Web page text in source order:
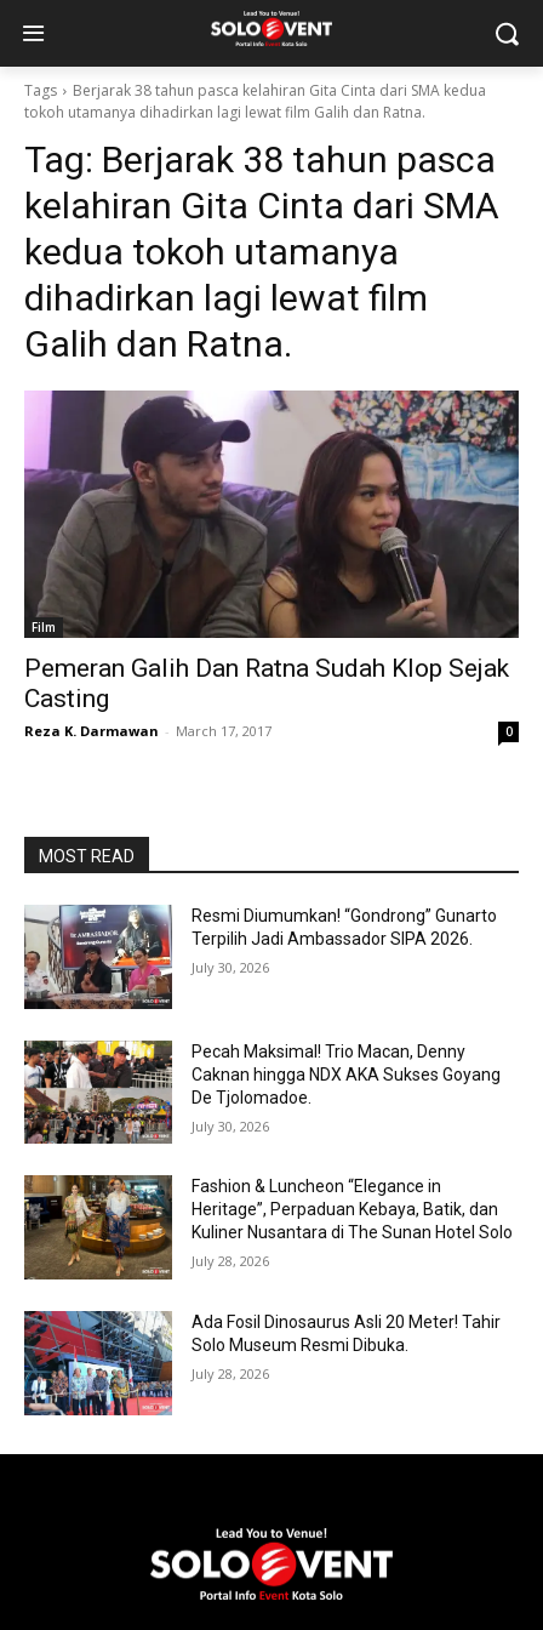
Tags
Berjarak 38 tahun pasca kelahiran Gita Cinta dari SMA kedua
tokoh utamanya dihadirkan lagi lewat film Galih dan Ratna.
Tag: Berjarak 38 tahun pasca
kelahiran Gita Cinta dari SMA
kedua tokoh utamanya
dihadirkan lagi lewat film
Galih dan Ratna.
Film
Pemeran Galih Dan Ratna Sudah Klop Sejak
Casting
Reza K. Darmawan - March 17, 2017 0
MOST READ
Resmi Diumumkan! “Gondrong” Gunarto
Terpilih Jadi Ambassador SIPA 2026.
July 30, 2026
Pecah Maksimal! Trio Macan, Denny
Caknan hingga NDX AKA Sukses Goyang
De Tjolomadoe.
July 30, 2026
Fashion & Luncheon “Elegance in
Heritage”, Perpaduan Kebaya, Batik, dan
Kuliner Nusantara di The Sunan Hotel Solo
July 28, 2026
Ada Fosil Dinosaurus Asli 20 Meter! Tahir
Solo Museum Resmi Dibuka.
July 28, 2026